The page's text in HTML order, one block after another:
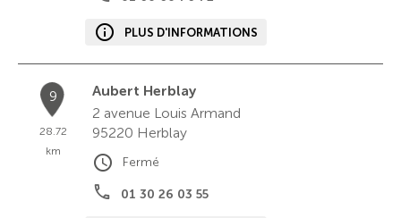
PLUS D'INFORMATIONS
9
28.72
km
Aubert Herblay
2 avenue Louis Armand
95220 Herblay
01 30 26 03 55
Fermé